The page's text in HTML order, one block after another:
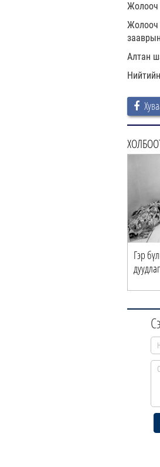
Жолооч
Жолооч
Алтан
Гэр